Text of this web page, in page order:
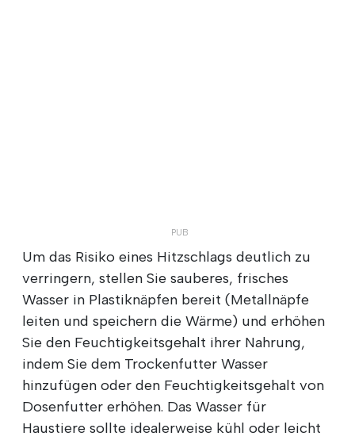
Um das Risiko eines Hitzschlags deutlich zu
verringern, stellen Sie sauberes, frisches
Wasser in Plastiknäpfen bereit (Metallnäpfe
leiten und speichern die Wärme) und erhöhen
Sie den Feuchtigkeitsgehalt ihrer Nahrung,
indem Sie dem Trockenfutter Wasser
hinzufügen oder den Feuchtigkeitsgehalt von
Dosenfutter erhöhen. Das Wasser für
Haustiere sollte idealerweise kühl oder leicht